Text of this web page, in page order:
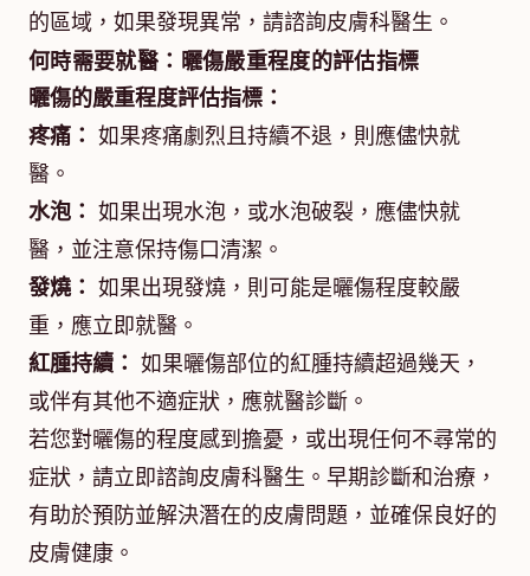
的區域，如果發現異常，請諮詢皮膚科醫生。
何時需要就醫：曬傷嚴重程度的評估指標
曬傷的嚴重程度評估指標：
疼痛： 如果疼痛劇烈且持續不退，則應儘快就
醫。
水泡： 如果出現水泡，或水泡破裂，應儘快就
醫，並注意保持傷口清潔。
發燒： 如果出現發燒，則可能是曬傷程度較嚴
重，應立即就醫。
紅腫持續： 如果曬傷部位的紅腫持續超過幾天，
或伴有其他不適症狀，應就醫診斷。
若您對曬傷的程度感到擔憂，或出現任何不尋常的
症狀，請立即諮詢皮膚科醫生。早期診斷和治療，
有助於預防並解決潛在的皮膚問題，並確保良好的
皮膚健康。